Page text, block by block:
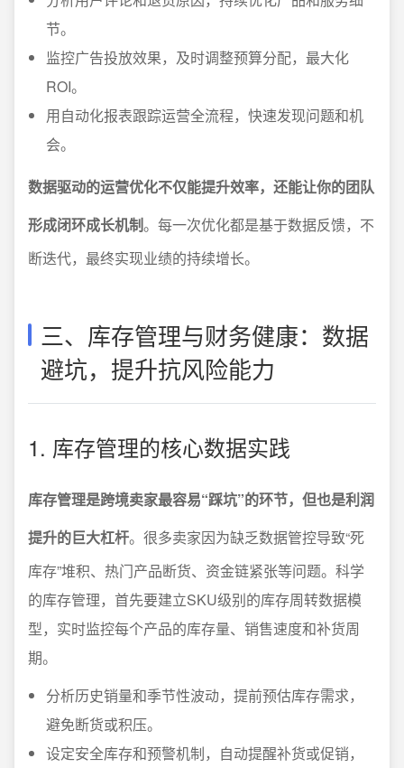
节。
监控广告投放效果，及时调整预算分配，最大化
ROI。
用自动化报表跟踪运营全流程，快速发现问题和机
会。
数据驱动的运营优化不仅能提升效率，还能让你的团队
形成闭环成长机制。每一次优化都是基于数据反馈，不
断迭代，最终实现业绩的持续增长。
三、库存管理与财务健康：数据
避坑，提升抗风险能力
1. 库存管理的核心数据实践
库存管理是跨境卖家最容易“踩坑”的环节，但也是利润
提升的巨大杠杆。很多卖家因为缺乏数据管控导致“死
库存”堆积、热门产品断货、资金链紧张等问题。科学
的库存管理，首先要建立SKU级别的库存周转数据模
型，实时监控每个产品的库存量、销售速度和补货周
期。
分析历史销量和季节性波动，提前预估库存需求，
避免断货或积压。
设定安全库存和预警机制，自动提醒补货或促销，